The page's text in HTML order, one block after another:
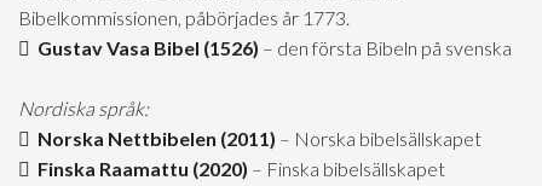
Bibelkommissionen, påbörjades år 1773.
Gustav Vasa Bibel (1526) – den första Bibeln på svenska
Nordiska språk:
Norska Nettbibelen (2011) – Norska bibelsällskapet
Finska Raamattu (2020) – Finska bibelsällskapet